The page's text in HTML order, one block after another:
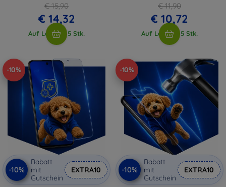
€ 15,90
€ 14,32
Auf Lager > 5 Stk.
€ 11,90
€ 10,72
Auf Lager > 5 Stk.
-10%
-10%
Rabatt
mit
Gutschein
EXTRA10
-10%
-10%
Rabatt
mit
Gutschein
EXTRA10